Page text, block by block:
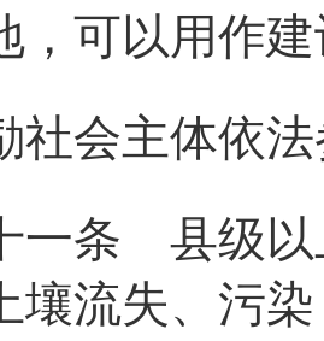
，可以用作
会主体依法
一条 县级以
壤流失、污